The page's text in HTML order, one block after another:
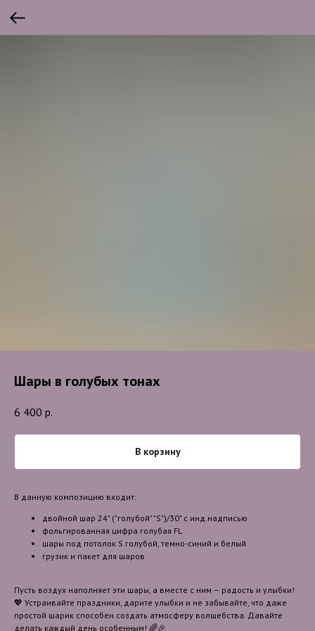
Шары в голубых тонах
6 400 р.
В корзину
В данную композицию входит:
двойной шар 24" ("голубой" "S")/30" с инд.надписью
фольгированная цифра голубая FL
шары под потолок S голубой, темно-синий и белый
грузик и пакет для шаров
Пусть воздух наполняет эти шары, а вместе с ним — радость и улыбки!
💖 Устраивайте праздники, дарите улыбки и не забывайте, что даже
простой шарик способен создать атмосферу волшебства. Давайте
делать каждый день особенным! 🌈🎉